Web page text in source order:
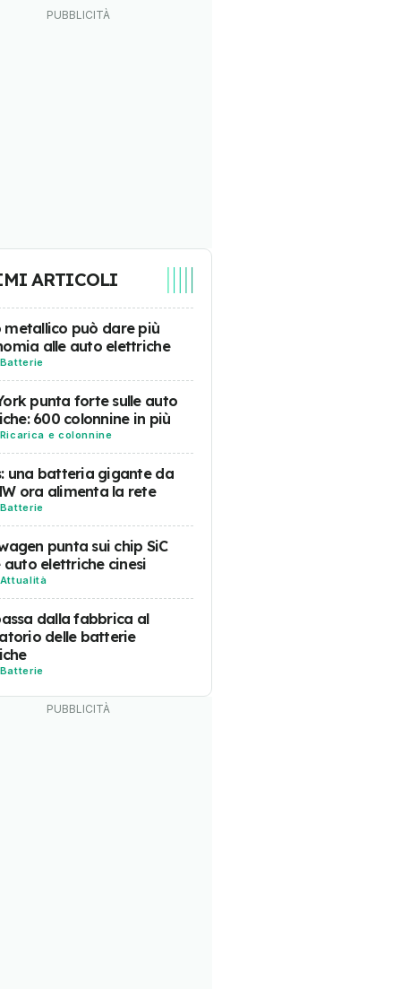
ARTICOLI
metallico può dare più
alle auto elettriche
Batterie
punta forte sulle auto
600 colonnine in più
Ricarica e colonnine
una batteria gigante da
ora alimenta la rete
Batterie
punta sui chip SiC
auto elettriche cinesi
Attualità
dalla fabbrica al
delle batterie
Batterie